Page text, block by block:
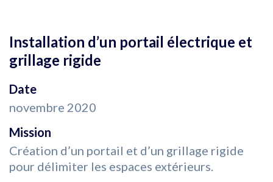
Installation d’un portail électrique et
grillage rigide
Date
novembre 2020
Mission
Création d’un portail et d’un grillage rigide
pour délimiter les espaces extérieurs.